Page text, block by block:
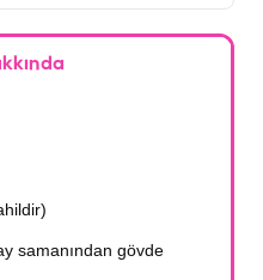
samanından gövde